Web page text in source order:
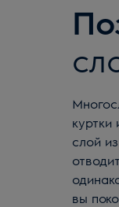
Многослойность противостоит стихиям. Внешний слой горнолыжной
слой
вы